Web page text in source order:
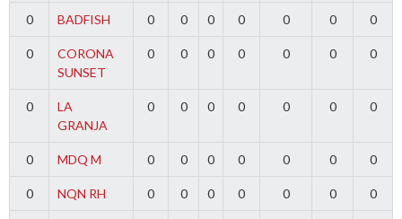
0 BADFISH 0 0 0 0 0 0 0
0
CORONA
SUNSET
0 0 0 0 0 0 0
0
LA
GRANJA
0 0 0 0 0 0 0
0 MDQ M 0 0 0 0 0 0 0
0 NQN RH 0 0 0 0 0 0 0